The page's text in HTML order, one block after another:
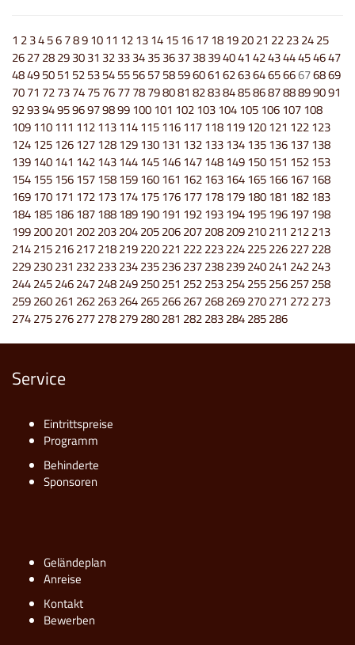
1 234567891011 12131415161718192021 22232425
262728293031 32333435363738394041 424344454647
48495051 52535455565758596061 6263646566676869
7071 72737475767778798081 82838485868788899091
9293949596979899100101 102103104105106107108
109110111 112113114115116117118119120121 122123
124125126127128129130131 132133134135136137138
139140141 142143144145146147148149150151 152153
154155156157158159160161 162163164165166167168
169170171 172173174175176177178179180181 182183
184185186187188189190191 192193194195196197198
199200201 202203204205206207208209210211 212213
214215216217218219220221 222223224225226227228
229230231 232233234235236237238239240241 242243
244245246247248249250251 252253254255256257258
259260261 262263264265266267268269270271 272273
274275276277278279280281 282283284285286
Service
Eintrittspreise
Programm
Behinderte
Sponsoren
Geländeplan
Anreise
Kontakt
Bewerben